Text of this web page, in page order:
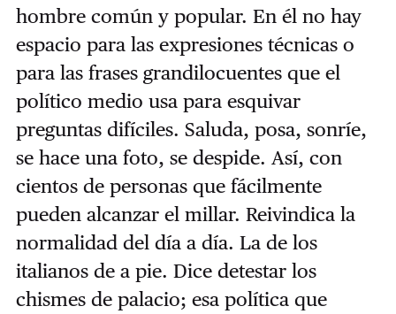
hombre común y popular. En él no hay
espacio para las expresiones técnicas o
para las frases grandilocuentes que el
político medio usa para esquivar
preguntas difíciles. Saluda, posa, sonríe,
se hace una foto, se despide. Así, con
cientos de personas que fácilmente
pueden alcanzar el millar. Reivindica la
normalidad del día a día. La de los
italianos de a pie. Dice detestar los
chismes de palacio; esa política que